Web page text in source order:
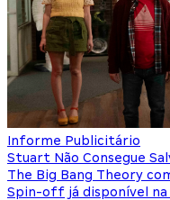
Informe Publicitário
Stuart Não Consegue
The Big Bang Theory
Spin-off já disponível na